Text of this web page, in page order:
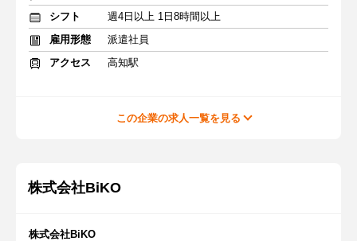
シフト
週4日以上 1日8時間以上
雇用形態
派遣社員
アクセス
高知駅
この企業の求人一覧を見る
株式会社BiKO
株式会社BiKO